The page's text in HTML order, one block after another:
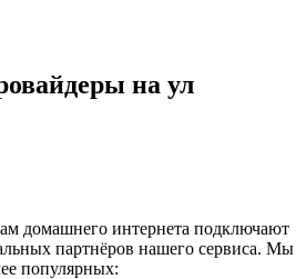
на ул
домашнего интернета подключают
партнёров нашего сервиса. Мы
популярных: